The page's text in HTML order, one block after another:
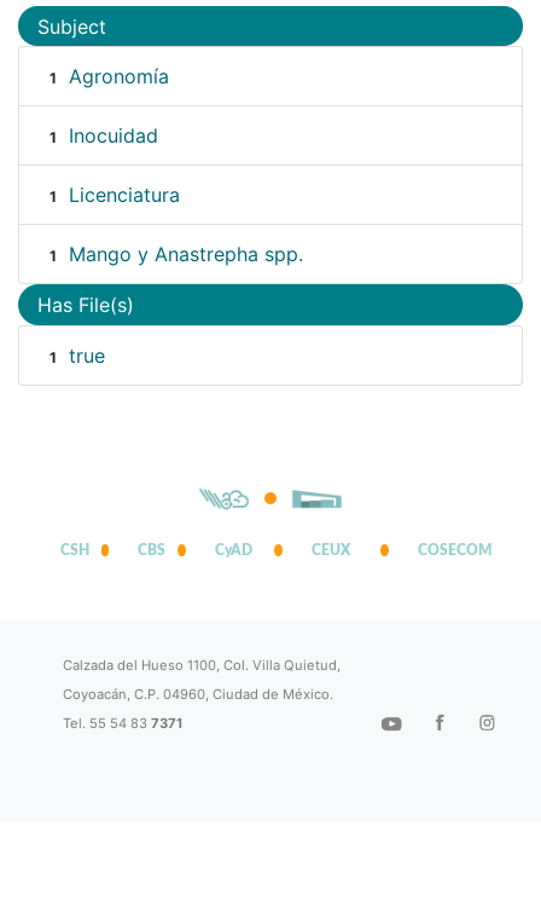
Subject
1 Agronomía
1 Inocuidad
1 Licenciatura
1 Mango y Anastrepha spp.
Has File(s)
1 true
CSH CBS CyAD CEUX COSECOM
Calzada del Hueso 1100, Col. Villa Quietud,
Coyoacán, C.P. 04960, Ciudad de México.
Tel. 55 54 837371